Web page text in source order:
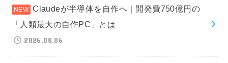
Claudeが半導体を自作へ｜開発費750億円の
「人類最大の自作PC」とは
2026.08.06